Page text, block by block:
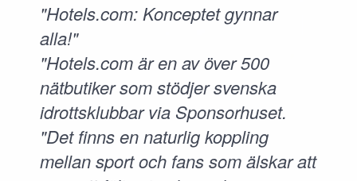
"Hotels.com: Konceptet gynnar
alla!"
"Hotels.com är en av över 500
nätbutiker som stödjer svenska
idrottsklubbar via Sponsorhuset.
"Det finns en naturlig koppling
mellan sport och fans som älskar att